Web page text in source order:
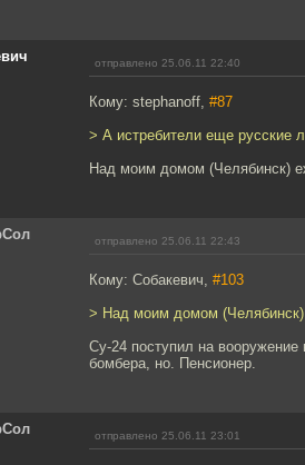
отправлено 25.06.11 22:40
Кому: stephanoff, #87
> А истребители еще русские
Над моим домом (Челябинск)
отправлено 25.06.11 22:43
Кому: Собакевич, #103
> Над моим домом (Челябинск)
Су-24 поступил на
бомбера, но. Пенсионер.
отправлено 25.06.11 23:01